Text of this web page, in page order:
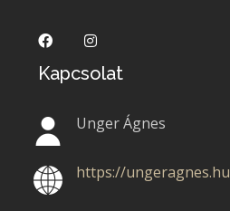
Kapcsolat
Unger Ágnes
https://ungeragnes.hu